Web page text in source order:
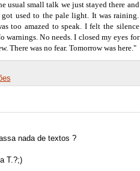
usual small talk we just stayed there and
got used to the pale light. It was raining.
too amazed to speak. I felt the silence
warnings. No needs. I closed my eyes for
There was no fear. Tomorrow was here."
nada de textos ?
T.?;)